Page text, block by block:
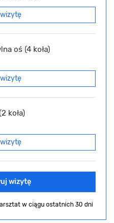
oś (4 koła)
koła)
wizytę
w ciągu ostatnich 30 dni